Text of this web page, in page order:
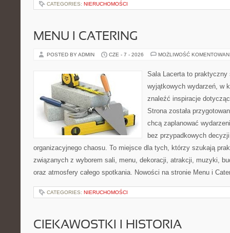
CATEGORIES: NIERUCHOMOŚCI
MENU I CATERING
POSTED BY ADMIN CZE - 7 - 2026 MOŻLIWOŚĆ
Sala Lacerta to praktyczny
wyjątkowych wydarzeń, w
znaleźć inspiracje
Strona została
chcą zaplanować
bez przypadkowych
organizacyjnego chaosu. To miejsce dla tych, którzy szukają
związanych z wyborem sali, menu, dekoracji, atrakcji, muzyki,
oraz atmosfery całego spotkania. Nowości na stronie Menu i
CATEGORIES: NIERUCHOMOŚCI
CIEKAWOSTKI I HISTORIA